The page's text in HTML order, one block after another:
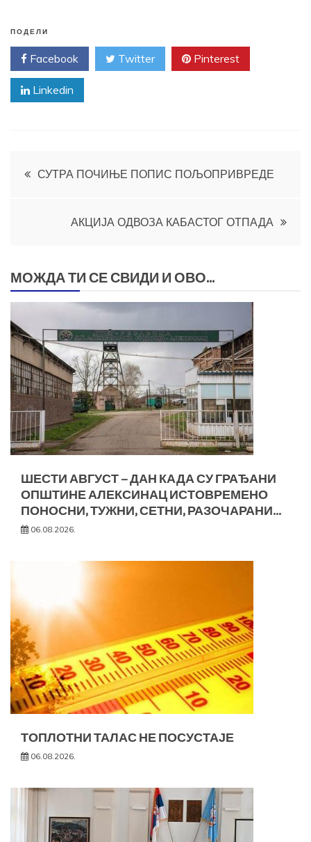
ПОДЕЛИ
Facebook Twitter Pinterest
Linkedin
Кретање
СУТРА ПОЧИЊЕ ПОПИС ПОЉОПРИВРЕДЕ
АКЦИЈА ОДВОЗА КАБАСТОГ ОТПАДА
МОЖДА ТИ СЕ СВИДИ И ОВО...
ШЕСТИ АВГУСТ – ДАН КАДА СУ ГРАЂАНИ
ОПШТИНЕ АЛЕКСИНАЦ ИСТОВРЕМЕНО
ПОНОСНИ, ТУЖНИ, СЕТНИ, РАЗОЧАРАНИ…
06.08.2026.
ТОПЛОТНИ ТАЛАС НЕ ПОСУСТАЈЕ
06.08.2026.